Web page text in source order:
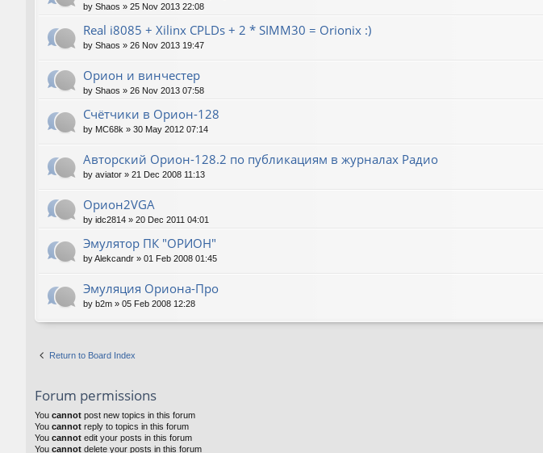
by Shaos » 25 Nov 2013 22:08
Real i8085 + Xilinx CPLDs + 2 * SIMM30 = Orionix :)
by Shaos » 26 Nov 2013 19:47
Орион и винчестер
by Shaos » 26 Nov 2013 07:58
Счётчики в Орион-128
by MC68k » 30 May 2012 07:14
Авторский Орион-128.2 по публикациям в журналах Радио
by aviator » 21 Dec 2008 11:13
Орион2VGA
by idc2814 » 20 Dec 2011 04:01
Эмулятор ПК "ОРИОН"
byAlekcandr » 01 Feb 2008 01:45
Эмуляция Ориона-Про
by b2m » 05 Feb 2008 12:28
Return to Board Index
Forum permissions
You cannot post new topics in this forum
You cannot reply to topics in this forum
You cannot edit your posts in this forum
You cannot delete your posts in this forum